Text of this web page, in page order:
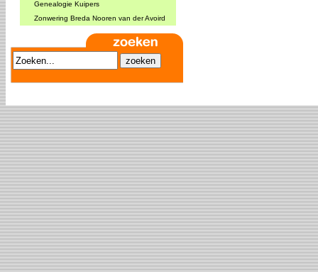
Genealogie Kuipers
Zonwering Breda Nooren van der Avoird